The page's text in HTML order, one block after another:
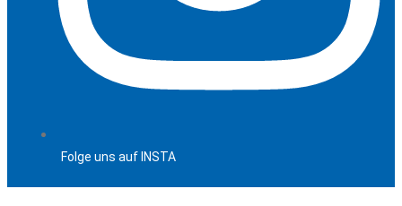
Folge uns auf INSTA